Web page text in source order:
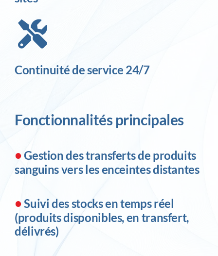
Continuité de service 24/7
Fonctionnalités principales
•Gestion des transferts de produits
sanguins vers les enceintes distantes
•Suivi des stocks en temps réel
(produits disponibles, en transfert,
délivrés)